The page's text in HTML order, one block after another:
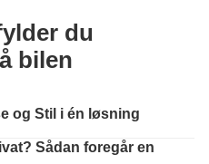
du
bilen
og Stil i én løsning
Sådan foregår en